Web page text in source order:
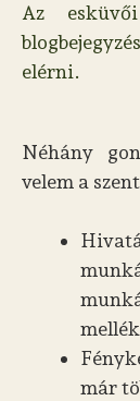
Az
elérni.
Néhány
velem a
már